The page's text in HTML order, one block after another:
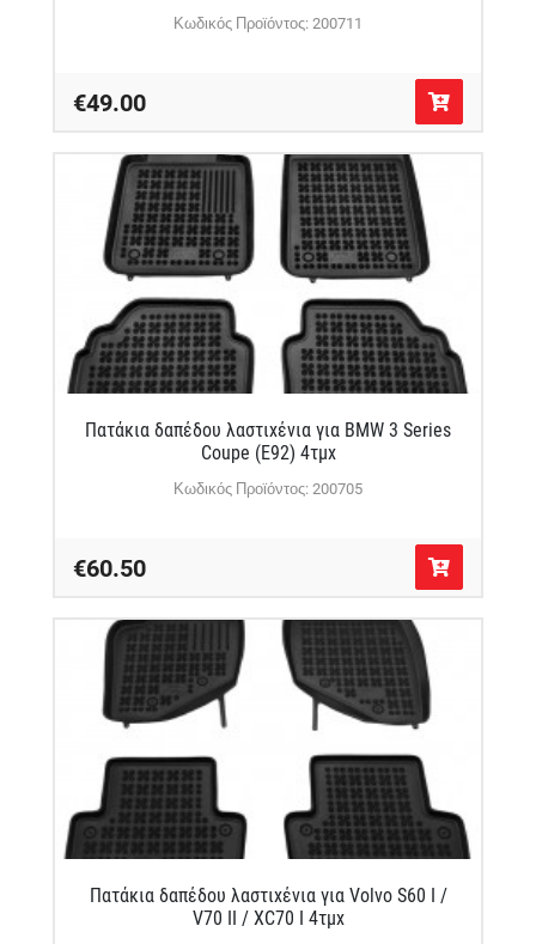
Κωδικός Προϊόντος: 200711
€49.00
Πατάκια δαπέδου λαστιχένια για BMW 3 Series
Coupe (E92) 4τμχ
Κωδικός Προϊόντος: 200705
€60.50
Πατάκια δαπέδου λαστιχένια για Volvo S60 I /
V70 II / XC70 I 4τμχ